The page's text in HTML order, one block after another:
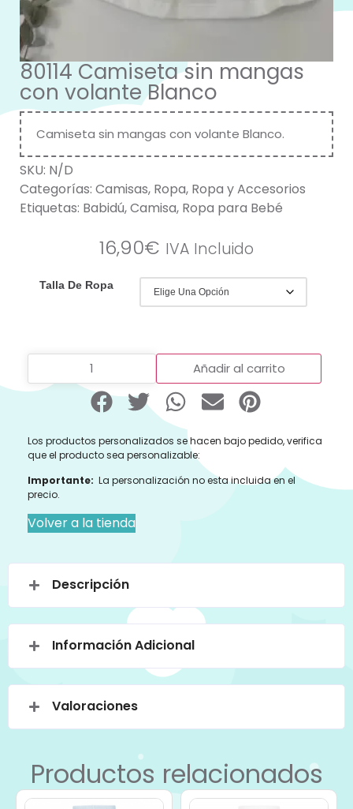
80114 Camiseta sin mangas
con volante Blanco
Camiseta sin mangas con volante Blanco.
SKU: N/D
Categorías: Camisas, Ropa, Ropa y Accesorios
Etiquetas: Babidú,Camisa, Ropa para Bebé
16,90€ IVA Incluido
Talla De Ropa
Añadir al carrito
Los productos personalizados se hacen bajo pedido, verifica
que el producto sea personalizable:
Importante: La personalización no esta incluida en el
precio.
Volver a la tienda
Descripción
Información Adicional
Valoraciones
Productos relacionados